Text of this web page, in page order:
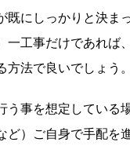
既にしっかりと決ま
一工事だけであれば
方法で良いでしょう。
う事を想定している
ど）ご自身で手配を